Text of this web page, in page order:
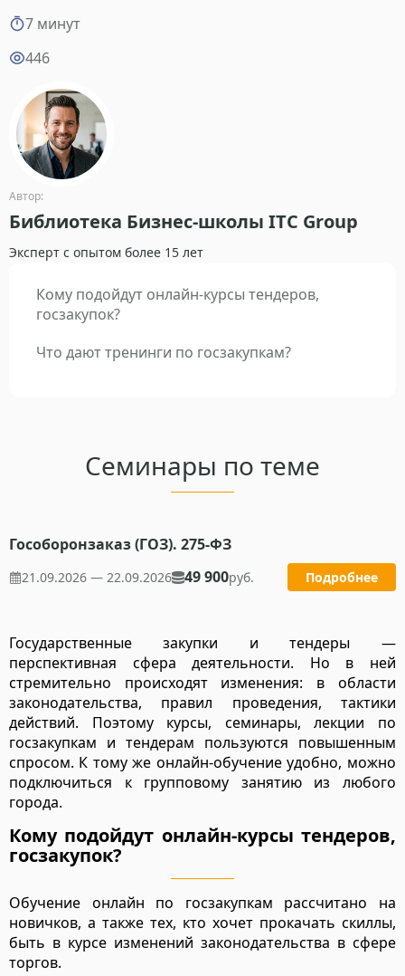
7 минут
446
Автор:
Библиотека Бизнес-школы ITC Group
Эксперт с опытом более 15 лет
Кому подойдут онлайн-курсы тендеров,
госзакупок?
Что дают тренинги по госзакупкам?
Семинары по теме
Гособоронзаказ (ГОЗ). 275-ФЗ
21.09.2026 — 22.09.2026 49 900руб. Подробнее
Государственные закупки и тендеры —
перспективная сфера деятельности. Но в ней
стремительно происходят изменения: в области
законодательства, правил проведения, тактики
действий. Поэтому курсы, семинары, лекции по
госзакупкам и тендерам пользуются повышенным
спросом. К тому же онлайн-обучение удобно, можно
подключиться к групповому занятию из любого
города.
Кому подойдут онлайн-курсы тендеров,
госзакупок?
Обучение онлайн по госзакупкам рассчитано на
новичков, а также тех, кто хочет прокачать скиллы,
быть в курсе изменений законодательства в сфере
торгов.